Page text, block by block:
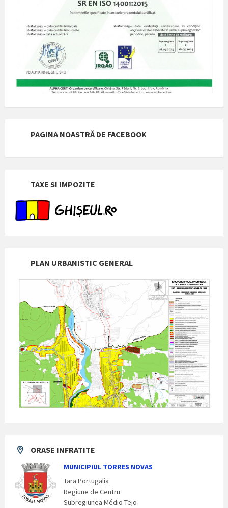
PAGINA NOASTRĂ DE FACEBOOK
TAXE SI IMPOZITE
PLAN URBANISTIC GENERAL
ORASE INFRATITE
MUNICIPIUL TORRES NOVAS
Tara Portugalia
Regiune de Centru
Subregiunea Médio Tejo